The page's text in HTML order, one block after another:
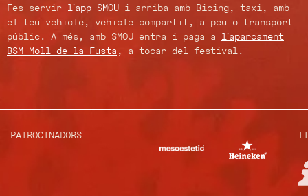
Fes servir l’app SMOU i arriba amb Bicing, taxi, amb
el teu vehicle, vehicle compartit, a peu o transport
públic. A més, amb SMOU entra i paga a l’aparcament
BSM Moll de la Fusta , a tocar del festival.
PATROCINADORS